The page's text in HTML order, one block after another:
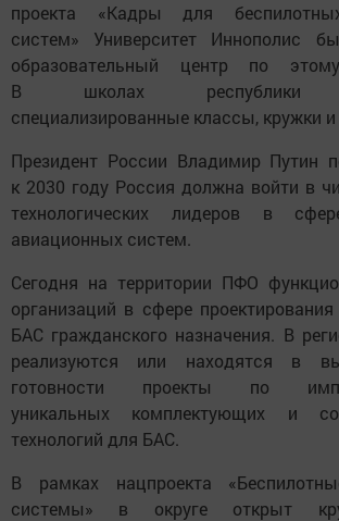
проекта «Кадры для
систем» Университет Иннополис
образовательный центр по
В школах республики
специализированные классы, кружки и
Президент России Владимир Путин
к 2030 году Россия должна войти в
технологических лидеров в
авиационных систем.
Сегодня на территории ПФО
организаций в сфере
БАС гражданского назначения. В
реализуются или находятся в
готовности проекты по
уникальных комплектующих и
технологий для БАС.
В рамках нацпроекта
системы» в округе открыт